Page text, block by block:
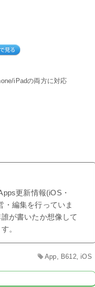
iPadの両方に対応
更新情報(iOS・
・編集を行っていま
が書いたか想像して
。
App B612, iOS